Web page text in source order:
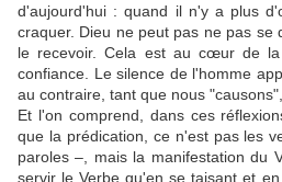
d'aujourd'hui : quand il n'y a plus
craquer. Dieu ne peut pas ne pas se
le recevoir. Cela est au cœur de
confiance. Le silence de l'homme
au contraire, tant que nous
Et l'on comprend, dans ces
que la prédication, ce n'est pas les
paroles –, mais la manifestation du
servir le Verbe qu'en se taisant et